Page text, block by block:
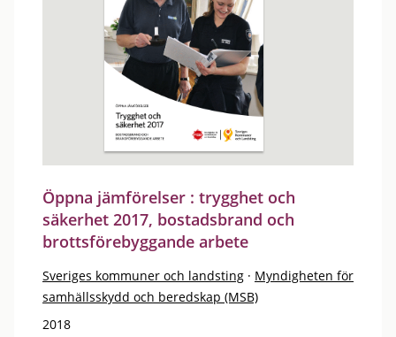
Öppna jämförelser : trygghet och
säkerhet 2017, bostadsbrand och
brottsförebyggande arbete
Sveriges kommuner och landsting · Myndigheten för
samhällsskydd och beredskap (MSB)
2018